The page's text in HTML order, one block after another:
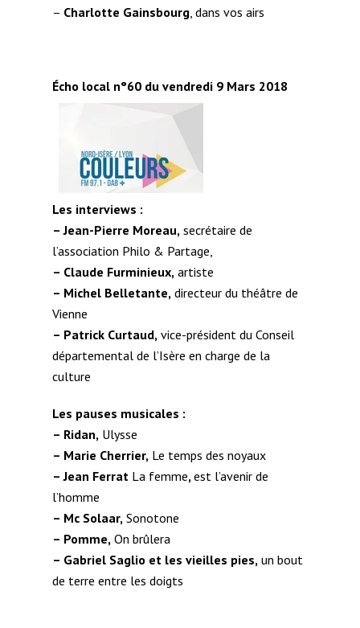
– Charlotte Gainsbourg, dans vos airs
Écho local n°60 du vendredi 9 Mars 2018
Les interviews :
– Jean-Pierre Moreau, secrétaire de
l’association Philo & Partage,
– Claude Furminieux, artiste
– Michel Belletante, directeur du théâtre de
Vienne
– Patrick Curtaud, vice-président du Conseil
départemental de l’Isère en charge de la
culture
Les pauses musicales :
– Ridan, Ulysse
– Marie Cherrier, Le temps des noyaux
– Jean Ferrat La femme, est l’avenir de
l’homme
– Mc Solaar, Sonotone
– Pomme, On brûlera
– Gabriel Saglio et les vieilles pies, un bout
de terre entre les doigts